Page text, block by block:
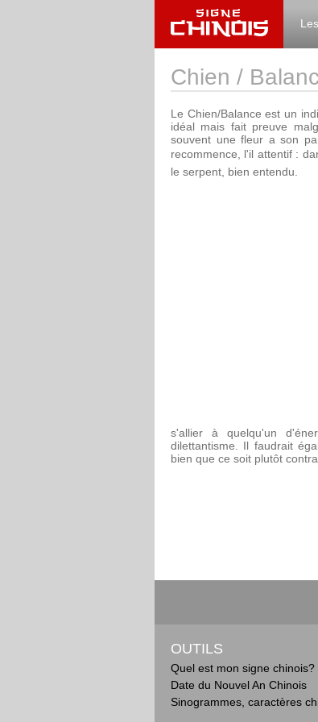
Chien /
Le Chien/Balance est un
idéal mais fait preuve
souvent une fleur a son
recommence, l'il attentif :
le serpent, bien entendu.
s'allier à quelqu'un
dilettantisme. Il faudrait
bien que ce soit plutôt
OUTILS
Quel est mon signe chinois?
Date du Nouvel An Chinois
Sinogrammes, caractères